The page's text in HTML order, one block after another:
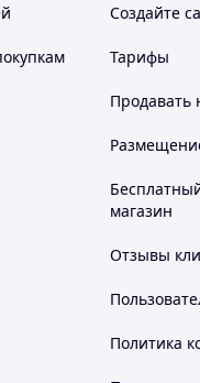
Создайте
Тарифы
Продавать
магазин
Отзывы
Политика